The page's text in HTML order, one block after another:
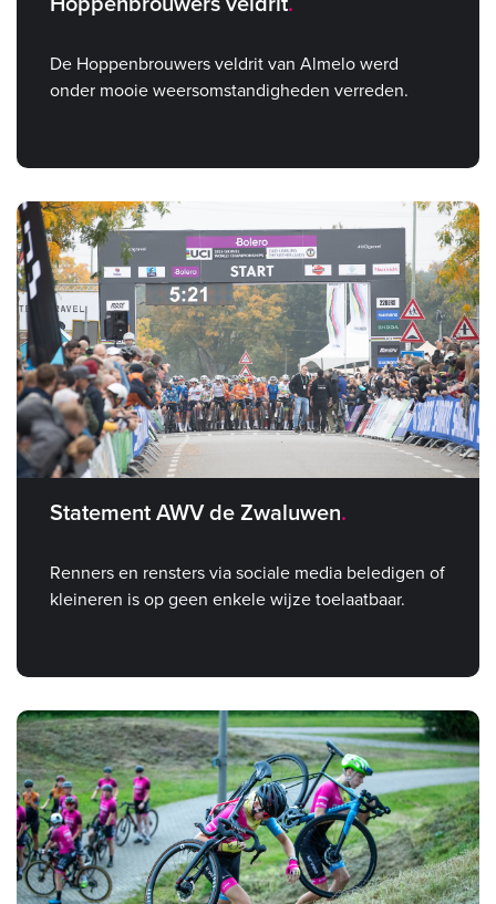
De Hoppenbrouwers veldrit van Almelo werd
onder mooie weersomstandigheden verreden.
Statement AWV de Zwaluwen
Renners en rensters via sociale media beledigen of
kleineren is op geen enkele wijze toelaatbaar.